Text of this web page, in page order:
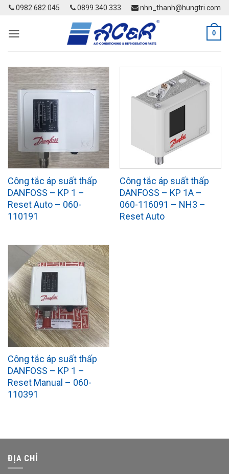
Skip
content
0982.682.045 0899.340.333 nhn_thanh@hungtri.com
0
Công tắc áp suất thấp
DANFOSS – KP 1 –
Reset Auto – 060-
110191
Công tắc áp suất thấp
DANFOSS – KP 1A –
060-116091 – NH3 –
Reset Auto
Công tắc áp suất thấp
DANFOSS – KP 1 –
Reset Manual – 060-
110391
ĐỊA CHỈ